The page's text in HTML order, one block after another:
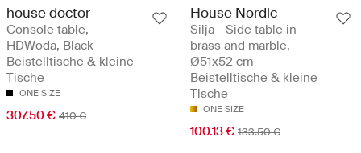
house doctor
Console table,
HDWoda, Black -
Beistelltische & kleine
Tische
ONE SIZE
307.50 € 410 €
House Nordic
Silja - Side table in
brass and marble,
Ø51x52 cm -
Beistelltische & kleine
Tische
ONE SIZE
100.13 € 133.50 €